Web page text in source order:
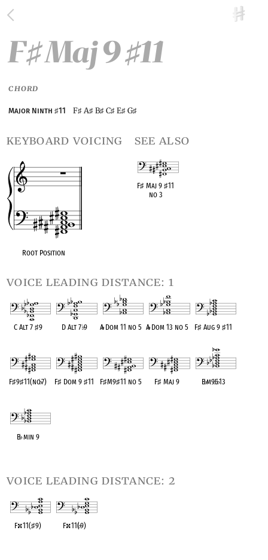
F♯Maj 9♯11
CHORD
Major Ninth♯11 F♯ A♯ B♯ C♯ E♯ G♯
keyboard voicing
Root Position
see also
F♯ Maj 9♯11
no 3
voice leading distance: 1
C Alt 7 ♯9 D Alt 7♭9 A♭Dom 11 no 5 A♭Dom 13 no 5 F♯ Aug 9♯11
F♯9♯11(no♭7) F♯ Dom 9♯11 F♯M9♯11 no 5 F♯ Maj 9 B♭m9♭5♭13
B♭min 9
voice leading distance: 2
F 11(♯9) F 11(♭9)